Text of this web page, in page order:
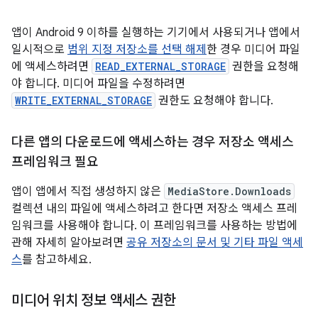
앱이 Android 9 이하를 실행하는 기기에서 사용되거나 앱에서
일시적으로 범위 지정 저장소를 선택 해제 한 경우 미디어 파일
에 액세스하려면
READ_EXTERNAL_STORAGE 권한을 요청해
야 합니다. 미디어 파일을 수정하려면
WRITE_EXTERNAL_STORAGE 권한도 요청해야 합니다.
다른 앱의 다운로드에 액세스하는 경우 저장소 액세스
프레임워크 필요
앱이 앱에서 직접 생성하지 않은 MediaStore.Downloads
컬렉션 내의 파일에 액세스하려고 한다면 저장소 액세스 프레
임워크를 사용해야 합니다. 이 프레임워크를 사용하는 방법에
관해 자세히 알아보려면 공유 저장소의 문서 및 기타 파일 액세
스를 참고하세요.
미디어 위치 정보 액세스 권한